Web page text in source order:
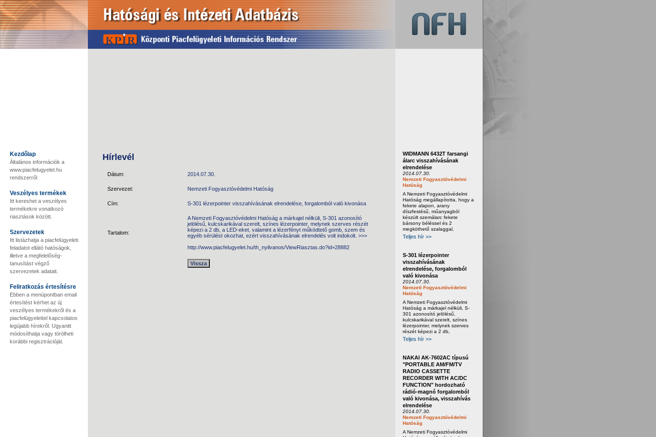
Kezdőlap
Általános információk a
www.piacfelugyelet.hu
rendszerről
Veszélyes termékek
Itt kereshet a veszélyes
termékekre vonatkozó
riasztások között.
Szervezetek
Itt listázhatja a piacfelügyeleti
feladatot ellátó hatóságok,
illetve a megfelelőség-
tanusítást végző
szervezetek adatait.
Feliratkozás értesítésre
Ebben a menüpontban email
értesítést kérhet az új
veszélyes termékekről és a
piacfelügyelettel kapcsolatos
legújabb hírekről. Ugyanitt
módosíthatja vagy törölheti
korábbi regisztrációját.
Hírlevél
Dátum: 2014.07.30.
Szervezet: Nemzeti Fogyasztóvédelmi Hatóság
Cím: S-301 lézerpointer visszahívásának elrendelése, forgalomból való kivonása
Tartalom:
A Nemzeti Fogyasztóvédelmi Hatóság a márkajel nélküli, S-301 azonosító
jelölésű, kulcskarikával szerelt, színes lézerpointer, melynek szerves részét
képezi a 2 db, a LED-eket, valamint a lézerfényt működtető gomb, szem és
egyéb sérülést okozhat, ezért visszahívásának elrendelés volt indokolt. >>>
http://www.piacfelugyelet.hu/th_nyilvanos/ViewRiasztas.do?id=28882
WIDMANN 6432T farsangi
álarc visszahívásának
elrendelése
2014.07.30.
Nemzeti Fogyasztóvédelmi
Hatóság
A Nemzeti Fogyasztóvédelmi
Hatóság megállapította, hogy a
fekete alapon, arany
díszfestésű, műanyagból
készült szemálarc fekete
bársony béléssel és 2
megköthető szalaggal,
Teljes hír >>
S-301 lézerpointer
visszahívásának
elrendelése, forgalomból
való kivonása
2014.07.30.
Nemzeti Fogyasztóvédelmi
Hatóság
A Nemzeti Fogyasztóvédelmi
Hatóság a márkajel nélküli, S-
301 azonosító jelölésű,
kulcskarikával szerelt, színes
lézerpointer, melynek szerves
részét képezi a 2 db,
Teljes hír >>
NAKAI AK-7602AC típusú
"PORTABLE AM/FM/TV
RADIO CASSETTE
RECORDER WITH AC/DC
FUNCTION" hordozható
rádió-magnó forgalomból
való kivonása, visszahívás
elrendelése
2014.07.30.
Nemzeti Fogyasztóvédelmi
Hatóság
A Nemzeti Fogyasztóvédelmi